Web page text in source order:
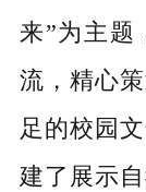
来”为主题
流，精心
足的校园
建了展示